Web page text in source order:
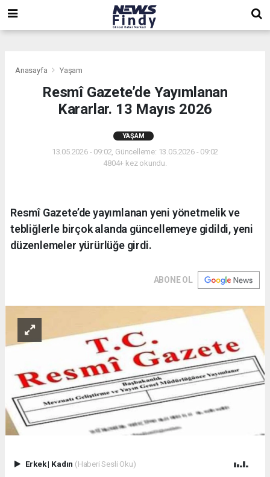
Anasayfa Yaşam
Resmî Gazete’de Yayımlanan
Kararlar. 13 Mayıs 2026
YAŞAM
13.05.2026 - 09:02, Güncelleme: 13.05.2026 - 09:02
4804+ kez okundu.
Resmî Gazete’de yayımlanan yeni yönetmelik ve
tebliğlerle birçok alanda güncellemeye gidildi, yeni
düzenlemeler yürürlüğe girdi.
ABONE OL
Erkek| Kadın (Haberi Sesli Oku)